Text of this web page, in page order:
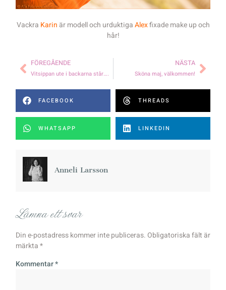
Vackra Karin är modell och urduktigaAlexfixade make up och
hår!
FÖREGÅENDE
Vitsippan ute i backarna står….
NÄSTA
Sköna maj, välkommen!
FACEBOOK THREADS
WHATSAPP LINKEDIN
Anneli Larsson
Lämna ett svar
Din e-postadress kommer inte publiceras. Obligatoriska fält är
märkta*
Kommentar*